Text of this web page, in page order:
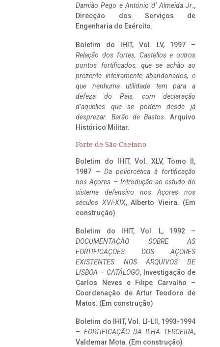
Damião Pego e António d’ Almeida Jr.,
Direcção dos Serviços de
Engenharia do Exército.
Boletim do IHIT, Vol. LV, 1997 –
Relação dos fortes, Castellos e outros
pontos fortificados, que se achão ao
prezente inteiramente abandonados, e
que nenhuma utilidade tem para a
defeza do Pais, com declaração
d’aquelles que se podem desde já
desprezar. Barão de Bastos. Arquivo
Histórico Militar.
Forte de São Caetano
Boletim do IHIT, Vol. XLV, Tomo II,
1987 – Da poliorcética à fortificação
nos Açores – Introdução ao estudo do
sistema defensivo nos Açores nos
séculos XVI-XIX, Alberto Vieira. (Em
construção)
Boletim do IHIT, Vol. L, 1992 –
DOCUMENTAÇÃO SOBRE AS
FORTIFICAÇÕES DOS AÇORES
EXISTENTES NOS ARQUIVOS DE
LISBOA – CATÁLOGO, Investigação de
Carlos Neves e Filipe Carvalho –
Coordenação de Artur Teodoro de
Matos. (Em construção)
Boletim do IHIT, Vol. LI-LII, 1993-1994
– FORTIFICAÇÃO DA ILHA TERCEIRA,
Valdemar Mota. (Em construção)